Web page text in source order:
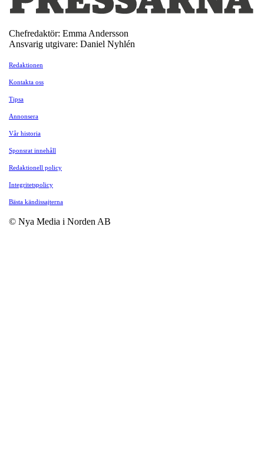
Chefredaktör: Emma Andersson
Ansvarig utgivare: Daniel Nyhlén
Redaktionen
Kontakta oss
Tipsa
Annonsera
Vår historia
Sponsrat innehåll
Redaktionell policy
Integritetspolicy
Bästa kändissajterna
© Nya Media i Norden AB